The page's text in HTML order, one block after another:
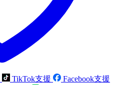
TikTok支援
Facebook支援